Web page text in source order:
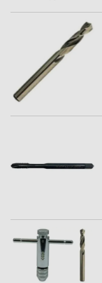
ons voorop,
goede
verschil